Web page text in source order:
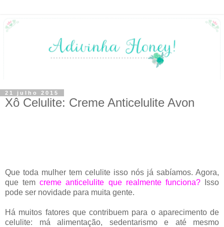
21 julho 2015
Xô Celulite: Creme Anticelulite Avon
Que toda mulher tem celulite isso nós já sabíamos. Agora,
que temcreme anticelulite que realmente funciona?
Isso
pode ser novidade para muita gente.
Há muitos fatores que contribuem para o aparecimento de
celulite: má alimentação, sedentarismo e até mesmo